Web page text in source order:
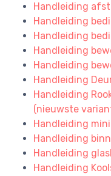
Handleiding
Handleiding
Handleiding
Handleiding
Handleiding
Handleiding
Handleiding
(nieuwste
Handleiding
Handleiding
Handleiding
Handleiding